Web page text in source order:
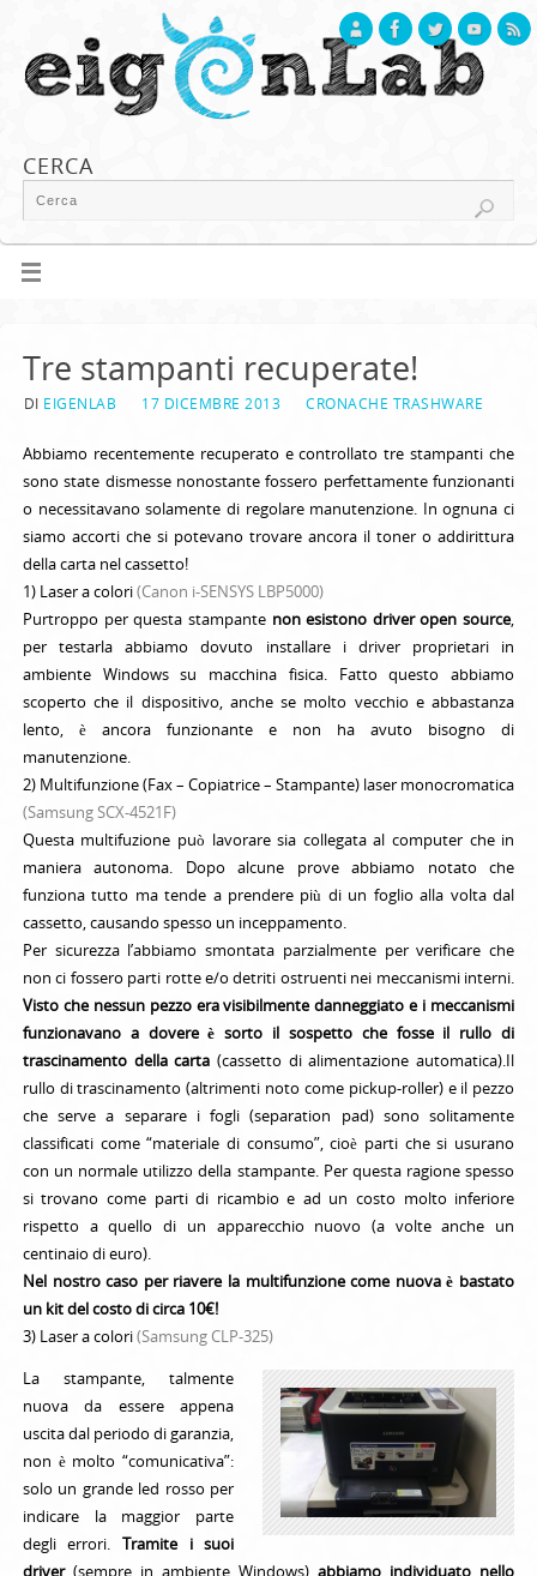
CERCA
Tre stampanti recuperate!
DI EIGENLAB 17 DICEMBRE 2013 CRONACHE TRASHWARE
Abbiamo recentemente recuperato e controllato tre stampanti che
sono state dismesse nonostante fossero perfettamente funzionanti
o necessitavano solamente di regolare manutenzione. In ognuna ci
siamo accorti che si potevano trovare ancora il toner o addirittura
della carta nel cassetto!
1) Laser a colori(Canon i-SENSYS LBP5000)
Purtroppo per questa stampantenon esistono driver open source,
per testarla abbiamo dovuto installare i driver proprietari in
ambiente Windows su macchina fisica. Fatto questo abbiamo
scoperto che il dispositivo, anche se molto vecchio e abbastanza
lento, è ancora funzionante e non ha avuto bisogno di
manutenzione.
2) Multifunzione (Fax – Copiatrice – Stampante) laser monocromatica
(Samsung SCX-4521F)
Questa multifuzione può lavorare sia collegata al computer che in
maniera autonoma. Dopo alcune prove abbiamo notato che
funziona tutto ma tende a prendere più di un foglio alla volta dal
cassetto, causando spesso un inceppamento.
Per sicurezza l’abbiamo smontata parzialmente per verificare che
non ci fossero parti rotte e/o detriti ostruenti nei meccanismi interni.
Visto che nessun pezzo era visibilmente danneggiato e i meccanismi
funzionavano a dovere è sorto il sospetto che fosse il rullo di
trascinamento della carta (cassetto di alimentazione automatica).Il
rullo di trascinamento (altrimenti noto come pickup-roller) e il pezzo
che serve a separare i fogli (separation pad) sono solitamente
classificati come “materiale di consumo”, cioè parti che si usurano
con un normale utilizzo della stampante. Per questa ragione spesso
si trovano come parti di ricambio e ad un costo molto inferiore
rispetto a quello di un apparecchio nuovo (a volte anche un
centinaio di euro).
Nel nostro caso per riavere la multifunzione come nuova è bastato
un kit del costo di circa 10€!
3) Laser a colori(Samsung CLP-325)
La stampante, talmente
nuova da essere appena
uscita dal periodo di garanzia,
non è molto “comunicativa”:
solo un grande led rosso per
indicare la maggior parte
degli errori. Tramite i suoi